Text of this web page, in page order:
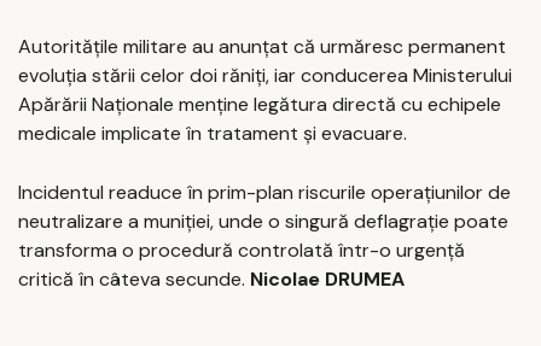
Autoritățile militare au anunțat că urmăresc permanent
evoluția stării celor doi răniți, iar conducerea Ministerului
Apărării Naționale menține legătura directă cu echipele
medicale implicate în tratament și evacuare.
Incidentul readuce în prim-plan riscurile operațiunilor de
neutralizare a muniției, unde o singură deflagrație poate
transforma o procedură controlată într-o urgență
critică în câteva secunde. Nicolae DRUMEA